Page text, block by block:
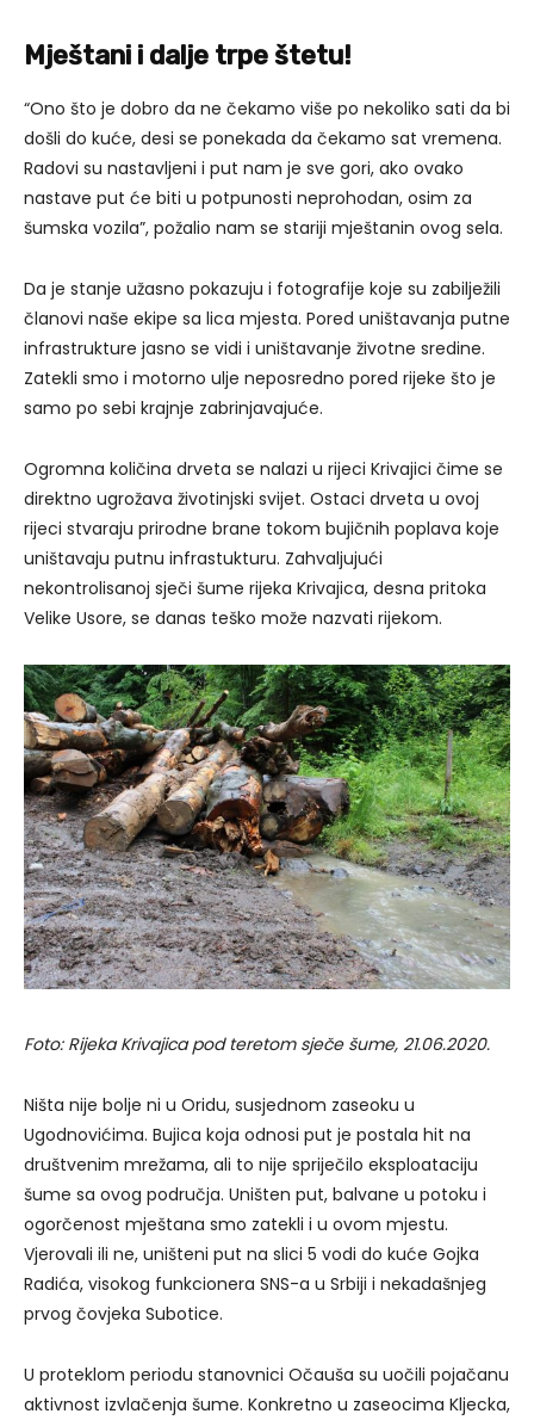
Mještani i dalje trpe štetu!
“Ono što je dobro da ne čekamo više po nekoliko sati da bi
došli do kuće, desi se ponekada da čekamo sat vremena.
Radovi su nastavljeni i put nam je sve gori, ako ovako
nastave put će biti u potpunosti neprohodan, osim za
šumska vozila”, požalio nam se stariji mještanin ovog sela.
Da je stanje užasno pokazuju i fotografije koje su zabilježili
članovi naše ekipe sa lica mjesta. Pored uništavanja putne
infrastrukture jasno se vidi i uništavanje životne sredine.
Zatekli smo i motorno ulje neposredno pored rijeke što je
samo po sebi krajnje zabrinjavajuće.
Ogromna količina drveta se nalazi u rijeci Krivajici čime se
direktno ugrožava životinjski svijet. Ostaci drveta u ovoj
rijeci stvaraju prirodne brane tokom bujičnih poplava koje
uništavaju putnu infrastukturu. Zahvaljujući
nekontrolisanoj sječi šume rijeka Krivajica, desna pritoka
Velike Usore, se danas teško može nazvati rijekom.
Foto: Rijeka Krivajica pod teretom sječe šume, 21.06.2020.
Ništa nije bolje ni u Oridu, susjednom zaseoku u
Ugodnovićima. Bujica koja odnosi put je postala hit na
društvenim mrežama, ali to nije spriječilo eksploataciju
šume sa ovog područja. Uništen put, balvane u potoku i
ogorčenost mještana smo zatekli i u ovom mjestu.
Vjerovali ili ne, uništeni put na slici 5 vodi do kuće Gojka
Radića, visokog funkcionera SNS-a u Srbiji i nekadašnjeg
prvog čovjeka Subotice.
U proteklom periodu stanovnici Očauša su uočili pojačanu
aktivnost izvlačenja šume. Konkretno u zaseocima Kljecka,